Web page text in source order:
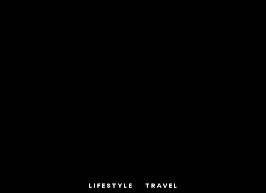
LIFESTYLE TRAVEL